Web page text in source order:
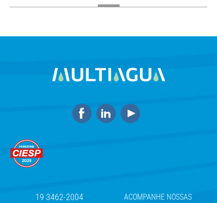
19 3462-2004 ACOMPANHE NOSSAS